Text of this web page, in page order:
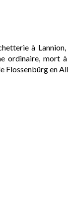
à
mort à
Flossenbürg en